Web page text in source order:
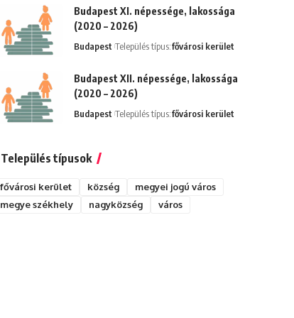
Budapest XI. népessége, lakossága
(2020 – 2026)
Budapest Település típus:fővárosi kerület
Budapest XII. népessége, lakossága
(2020 – 2026)
Budapest Település típus:fővárosi kerület
Település típusok
fővárosi kerület község
megyei jogú város
megye székhely
nagyközség város